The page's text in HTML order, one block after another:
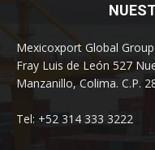
Mexicoxport Global Group
Fray Luis de León 527
Manzanillo, Colima. C.P.
Tel: +52 314 333 3222